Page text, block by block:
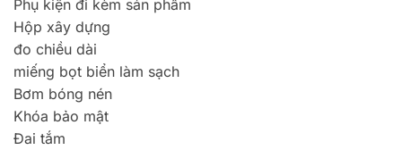
Phụ kiện đi kèm sản phẩm
Hộp xây dựng
đo chiều dài
miếng bọt biển làm sạch
Bơm bóng nén
Khóa bảo mật
Đai tắm